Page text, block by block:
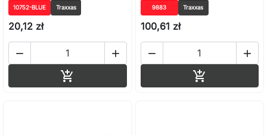
10752-BLUE
Traxxas
20,12 zł
 

9883
Traxxas
100,61 zł
 
